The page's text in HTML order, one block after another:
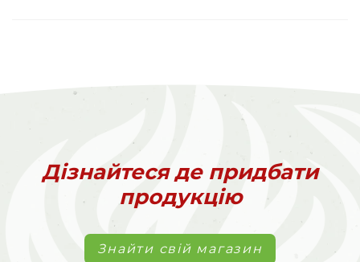
Дізнайтеся де придбати
продукцію
Знайти свій магазин